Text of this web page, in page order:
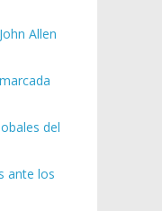
Allen
del
ante los